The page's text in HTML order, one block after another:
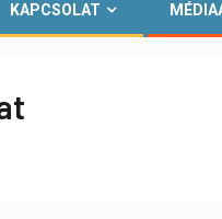
KAPCSOLAT